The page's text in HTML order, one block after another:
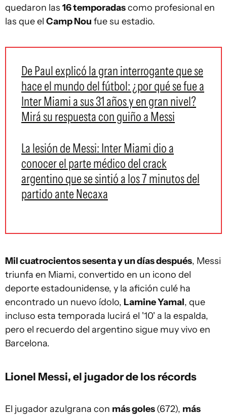
quedaron las 16 temporadascomo profesional en
las que el Camp Nou fue su estadio.
De Paul explicó la gran interrogante que se
hace el mundo del fútbol: ¿por qué se fue a
Inter Miami a sus 31 años y en gran nivel?
Mirá su respuesta con guiño a Messi
La lesión de Messi: Inter Miami dio a
conocer el parte médico del crack
argentino que se sintió a los 7 minutos del
partido ante Necaxa
Mil cuatrocientos sesenta y un días después, Messi
triunfa en Miami, convertido en un icono del
deporte estadounidense, y la afición culé ha
encontrado un nuevo ídolo, Lamine Yamal, que
incluso esta temporada lucirá el '10' a la espalda,
pero el recuerdo del argentino sigue muy vivo en
Barcelona.
Lionel Messi, el jugador de los récords
El jugador azulgrana con más goles(672), más